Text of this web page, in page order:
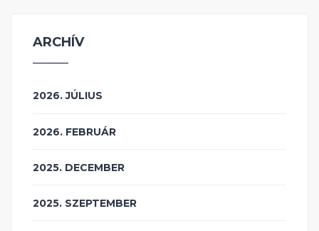
ARCHÍV
2026. JÚLIUS
2026. FEBRUÁR
2025. DECEMBER
2025. SZEPTEMBER